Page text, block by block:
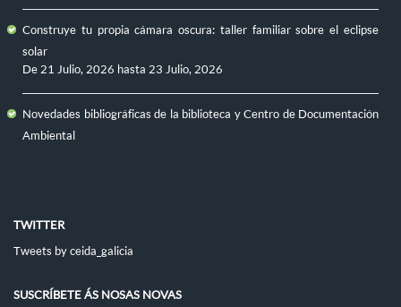
Construye tu propia cámara oscura: taller familiar sobre el eclipse
solar
De 21 Julio, 2026 hasta 23 Julio, 2026
Novedades bibliográficas de la biblioteca y Centro de Documentación
Ambiental
TWITTER
Tweets by ceida_galicia
SUSCRÍBETE ÁS NOSAS NOVAS